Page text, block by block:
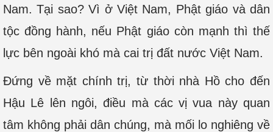
Nam. Tại sao? Vì ở Việt Nam, Phật giáo và dân
tộc đồng hành, nếu Phật giáo còn mạnh thì thế
lực bên ngoài khó mà cai trị đất nước Việt Nam.
Đứng về mặt chính trị, từ thời nhà Hồ cho đến
Hậu Lê lên ngôi, điều mà các vị vua này quan
tâm không phải dân chúng, mà mối lo nghiêng về